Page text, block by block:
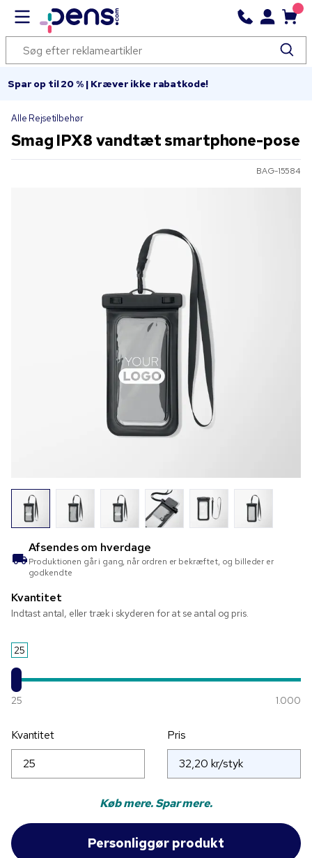
Spar op til 20 % | Kræver ikke rabatkode!
Alle Rejsetilbehør
Smag IPX8 vandtæt smartphone-pose
BAG-15584
Afsendes om hverdage
Produktionen går i gang, når ordren er bekræftet, og billeder er
godkendte
Kvantitet
Indtast antal, eller træk i skyderen for at se antal og pris.
25
25 1.000
Kvantitet Pris
Køb mere. Spar mere.